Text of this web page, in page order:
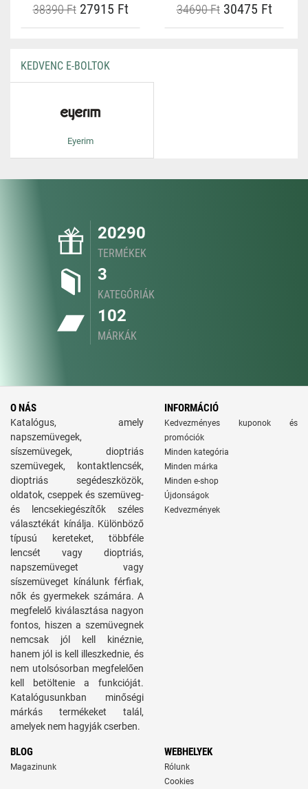
38390 Ft27915 Ft 34690 Ft30475 Ft
KEDVENC E-BOLTOK
Eyerim
20290
TERMÉKEK
3
KATEGÓRIÁK
102
MÁRKÁK
O NÁS
Katalógus, amely
napszemüvegek,
síszemüvegek, dioptriás
szemüvegek, kontaktlencsék,
dioptriás segédeszközök,
oldatok, cseppek és szemüveg-
és lencsekiegészítők széles
választékát kínálja. Különböző
típusú kereteket, többféle
lencsét vagy dioptriás,
napszemüveget vagy
síszemüveget kínálunk férfiak,
nők és gyermekek számára. A
megfelelő kiválasztása nagyon
fontos, hiszen a szemüvegnek
nemcsak jól kell kinéznie,
hanem jól is kell illeszkednie, és
nem utolsósorban megfelelően
kell betöltenie a funkcióját.
Katalógusunkban minőségi
márkás termékeket talál,
amelyek nem hagyják cserben.
INFORMÁCIÓ
Kedvezményes kuponok és
promóciók
Minden kategória
Minden márka
Minden e-shop
Újdonságok
Kedvezmények
BLOG
Magazinunk
WEBHELYEK
Rólunk
Cookies